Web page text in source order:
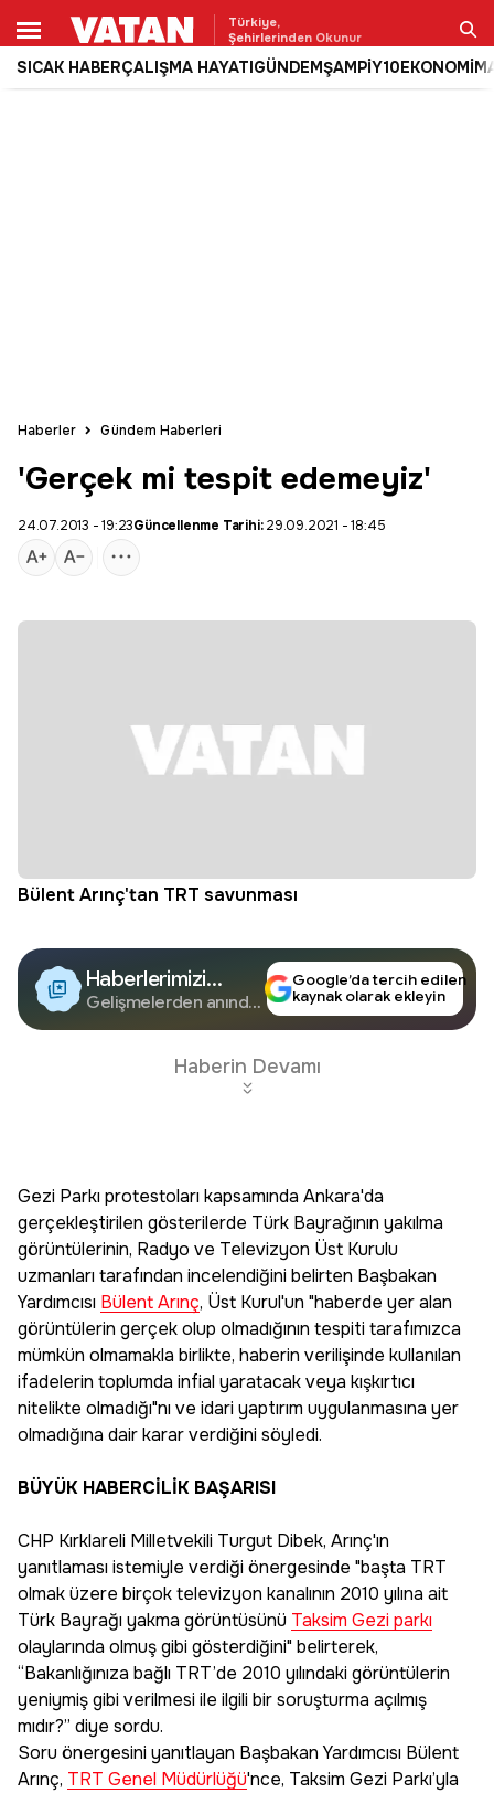
Türkiye,
Şehirlerinden Okunur
SICAK HABERÇALIŞMA HAYATIGÜNDEMŞAMPİY10EKONOMİ
Ara
Haberler Gündem Haberleri
'Gerçek mi tespit edemeyiz'
24.07.2013 - 19:23Güncellenme Tarihi:29.09.2021 - 18:45
Bülent Arınç'tan TRT savunması
Haberlerimizi
Google'da Takip
Edin
Gelişmelerden anında
Google’da tercih edilen
kaynak olarak ekleyin
Haberin Devamı
Gezi Parkı protestoları kapsamında Ankara'da
gerçekleştirilen gösterilerde Türk Bayrağının yakılma
görüntülerinin, Radyo ve Televizyon Üst Kurulu
uzmanları tarafından incelendiğini belirten Başbakan
Yardımcısı Bülent Arınç, Üst Kurul'un "haberde yer alan
görüntülerin gerçek olup olmadığının tespiti tarafımızca
mümkün olmamakla birlikte, haberin verilişinde kullanılan
ifadelerin toplumda infial yaratacak veya kışkırtıcı
nitelikte olmadığı"nı ve idari yaptırım uygulanmasına yer
olmadığına dair karar verdiğini söyledi.
BÜYÜK HABERCİLİK BAŞARISI
CHP Kırklareli Milletvekili Turgut Dibek, Arınç'ın
yanıtlaması istemiyle verdiği önergesinde "başta TRT
olmak üzere birçok televizyon kanalının 2010 yılına ait
Türk Bayrağı yakma görüntüsünü Taksim Gezi parkı
olaylarında olmuş gibi gösterdiğini" belirterek,
“Bakanlığınıza bağlı TRT’de 2010 yılındaki görüntülerin
yeniymiş gibi verilmesi ile ilgili bir soruşturma açılmış
mıdır?” diye sordu.
Soru önergesini yanıtlayan Başbakan Yardımcısı Bülent
Arınç, TRT Genel Müdürlüğü'nce, Taksim Gezi Parkı’yla